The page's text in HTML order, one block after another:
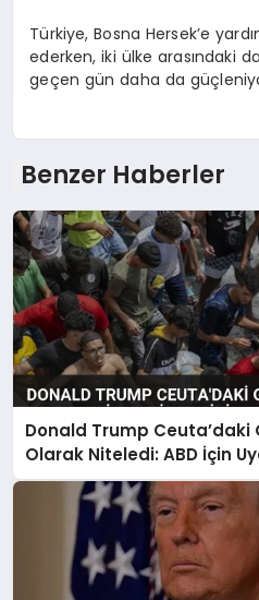
Türkiye, Bosna Hersek’e
ederken, iki ülke arasındaki
geçen gün daha da
Benzer Haberler
Donald Trump Ceuta’daki
Olarak Niteledi: ABD İçin